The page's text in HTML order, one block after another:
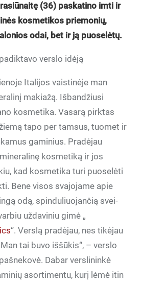
(36) paskatino imti ir
kosmetikos priemonių,
odai, bet ir ją puoselėtų.
verslo idėją
Italijos vaistinėje man
makiažą. Išbandžiusi
kosmetika. Vasarą pirktas
tapo per tamsus, tuomet ir
gaminius. Pradėjau
kosmetiką ir jos
kad kosmetika turi puoselėti
Bene visos svajojame apie
odą, spinduliuojančią svei-
uždaviniu gimė „
“. Verslą pradėjau, nes tikėjau
tai buvo iššūkis“, – verslo
Dabar verslininkė
asortimentu, kurį lėmė itin